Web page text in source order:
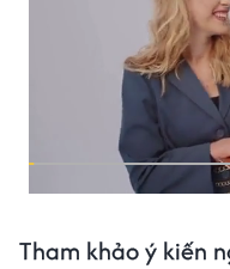
Tham khảo ý kiến